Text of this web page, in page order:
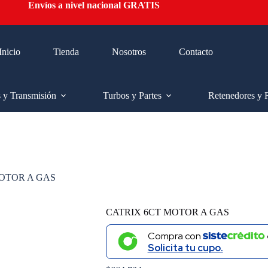
Envíos a nivel nacional GRATIS
Tienda Nosotros Contacto
y Transmisión Turbos y Partes Retenedores y
A GAS
CATRIX 6CT MOTOR A GAS
Compra con
Solicita tu cupo.